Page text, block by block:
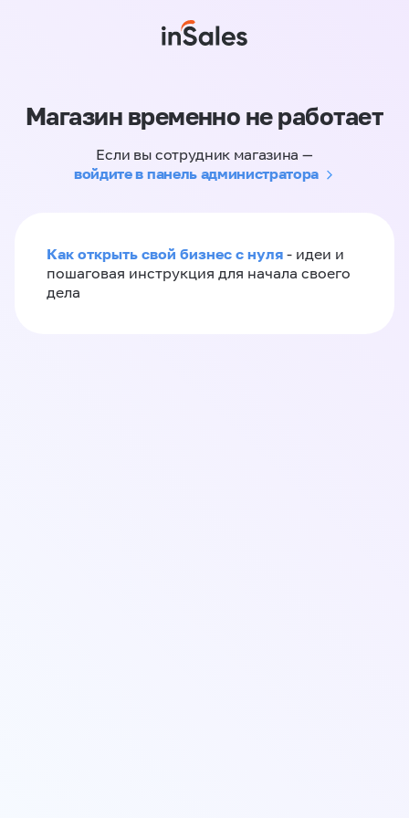
Магазин временно не работает
Если вы сотрудник магазина —
войдите в панель администратора
Как открыть свой бизнес с нуля - идеи и
пошаговая инструкция для начала своего
дела